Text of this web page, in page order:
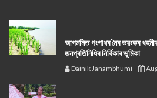
আগমনিত গংগাধৰ নৈৰ ভয়ংকৰ
জনপ্ৰতিনিধিৰ নিৰ্বিকাৰ ভূমিকা
Dainik Janambhumi